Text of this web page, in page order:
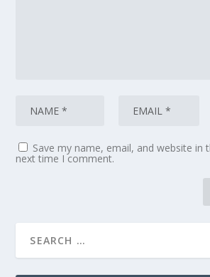
Save my name, email, and website in
next time I comment.